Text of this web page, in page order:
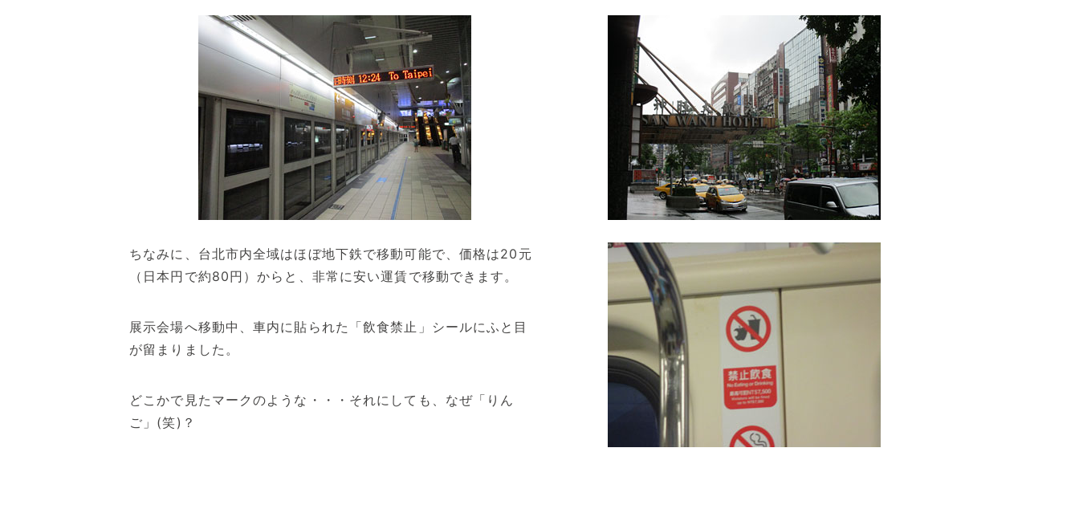
ちなみに、台北市内全域はほぼ地下鉄で移動可能で、価格は20元
（日本円で約80円）からと、非常に安い運賃で移動できます。
展示会場へ移動中、車内に貼られた「飲食禁止」シールにふと目
が留まりました。
どこかで見たマークのような・・・それにしても、なぜ「りん
ご」(笑)？